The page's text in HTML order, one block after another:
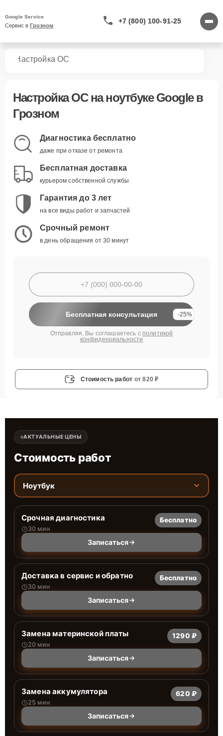
Google Service
Сервис в Грозном
+7 (800) 100-91-25
Настройка ОС
Настройка ОСна ноутбуке Google в
Грозном
Диагностика бесплатно
даже при отказе от ремонта
Бесплатная доставка
курьером собственной службы
Гарантия до 3 лет
на все виды работ и запчастей
Срочный ремонт
в день обращения от 30 минут
Бесплатная консультация -25%
Отправляя, Вы соглашаетесь с политикой
конфиденциальности
Стоимость работ от 820 ₽
АКТУАЛЬНЫЕ ЦЕНЫ
Стоимость работ
Ноутбук
Срочная диагностика
30 мин
Бесплатно
Записаться
Доставка в сервис и обратно
30 мин
Бесплатно
Записаться
Замена материнской платы
20 мин
1290 ₽
Записаться
Замена аккумулятора
25 мин
620 ₽
Записаться